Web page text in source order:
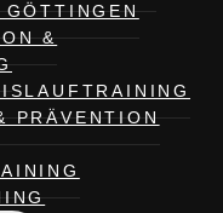
&
PRÄVENTION